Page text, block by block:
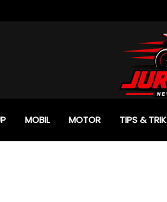
MOBIL MOTOR TIPS & TRIK